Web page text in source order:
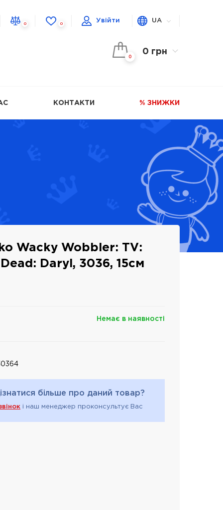
0 0
Увійти UA
0
0 грн
КОНТАКТИ % ЗНИЖКИ
Wacky Wobbler: TV:
Daryl, 3036, 15см
Немає в наявності
більше про даний товар?
і наш менеджер проконсультує Вас